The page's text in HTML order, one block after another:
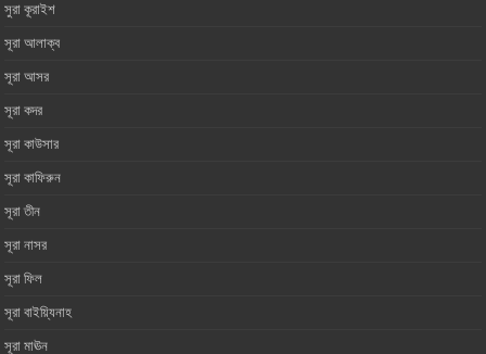
সুরা কূরাইশ
সূরা আলাক্ব
সূরা কদর
সূরা কাউসার
সূরা কাফিরুন
সূরা তীন
সূরা নাসর
সূরা ফিল
সূরা বাইয়্যিনাহ